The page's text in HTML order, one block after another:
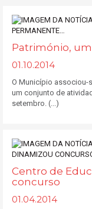
Património,
01.10.2014
O Município associou-
um conjunto de
setembro. (...)
Centro de
concurso
01.04.2014